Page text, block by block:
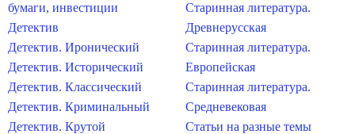
бумаги, инвестиции
Детектив
Детектив. Иронический
Детектив. Исторический
Детектив. Классический
Детектив. Криминальный
Детектив. Крутой
Старинная литература.
Древнерусская
Старинная литература.
Европейская
Старинная литература.
Средневековая
Статьи на разные темы